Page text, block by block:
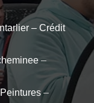
– Crédit
–
–